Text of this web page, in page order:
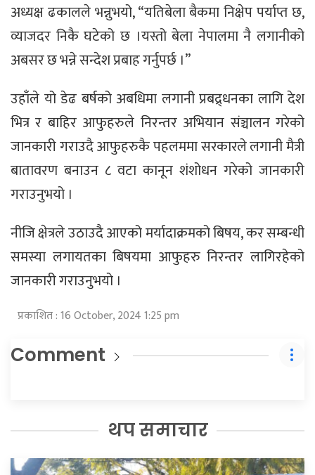
अध्यक्ष ढकालले भन्नुभयो, “यतिबेला बैकमा निक्षेप पर्याप्त छ,
व्याजदर निकै घटेको छ ।यस्तो बेला नेपालमा नै लगानीको
अबसर छ भन्ने सन्देश प्रबाह गर्नुपर्छ ।”
उहाँले यो डेढ बर्षको अबधिमा लगानी प्रबद्र्धनका लागि देश
भित्र र बाहिर आफुहरुले निरन्तर अभियान संञ्चालन गरेको
जानकारी गराउदै आफुहरुकै पहलममा सरकारले लगानी मैत्री
बातावरण बनाउन ८ वटा कानून शंशोधन गरेको जानकारी
गराउनुभयो ।
नीजि क्षेत्रले उठाउदै आएको मर्यादाक्रमको बिषय, कर सम्बन्धी
समस्या लगायतका बिषयमा आफुहरु निरन्तर लागिरहेको
जानकारी गराउनुभयो ।
प्रकाशित : 16 October, 2024 1:25 pm
Comment
थप समाचार